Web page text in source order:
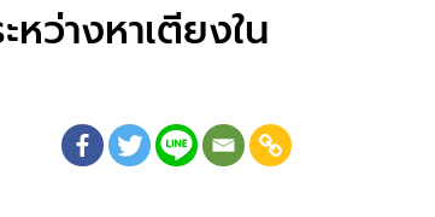
ว่างหาเตียงใน